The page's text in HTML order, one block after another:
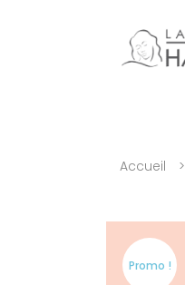
Accueil >
Promo !